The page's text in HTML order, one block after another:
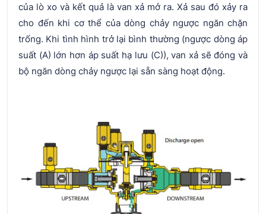
của lò xo và kết quả là van xả mở ra. Xả sau đó xảy ra
cho đến khi cơ thể của dòng chảy ngược ngăn chặn
trống. Khi tình hình trở lại bình thường (ngược dòng áp
suất (A) lớn hơn áp suất hạ lưu (C)), van xả sẽ đóng và
bộ ngăn dòng chảy ngược lại sẵn sàng hoạt động.